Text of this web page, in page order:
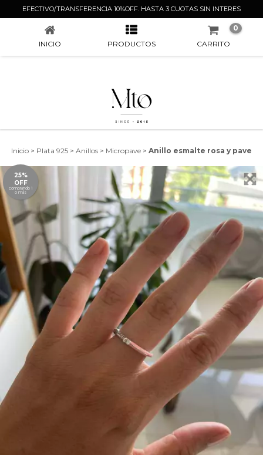
EFECTIVO/TRANSFERENCIA 10%OFF. HASTA 3 CUOTAS SIN INTERES
ANILLO ESMALTE ROSA Y PAVE
INICIO PRODUCTOS CARRITO
0
Inicio > Plata 925 > Anillos > Micropave > Anillo esmalte rosa y pave
25%
OFF
comprando 1
o más